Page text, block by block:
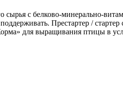
с белково-минерально-
Престартер /
для выращивания птицы в